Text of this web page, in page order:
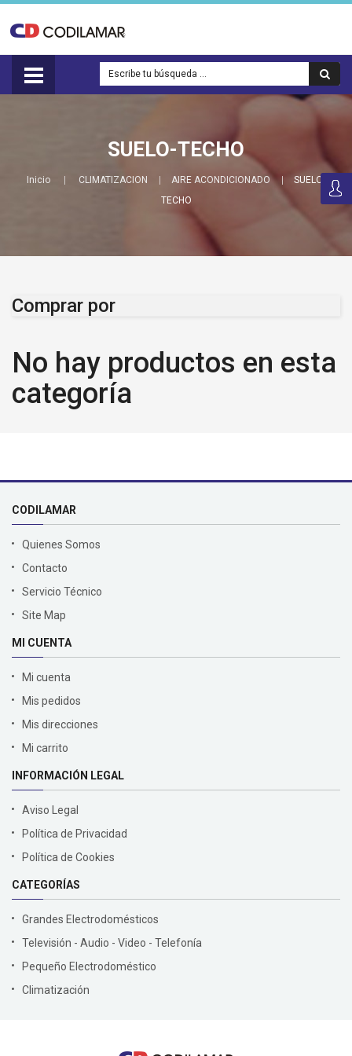
SUELO-TECHO
Inicio CLIMATIZACION AIRE ACONDICIONADO
SUELO-
TECHO
Comprar por
No hay productos en esta
categoría
CODILAMAR
Quienes Somos
Contacto
Servicio Técnico
Site Map
MI CUENTA
Mi cuenta
Mis pedidos
Mis direcciones
Mi carrito
INFORMACIÓN LEGAL
Aviso Legal
Política de Privacidad
Política de Cookies
CATEGORÍAS
Grandes Electrodomésticos
Televisión - Audio - Video - Telefonía
Pequeño Electrodoméstico
Climatización